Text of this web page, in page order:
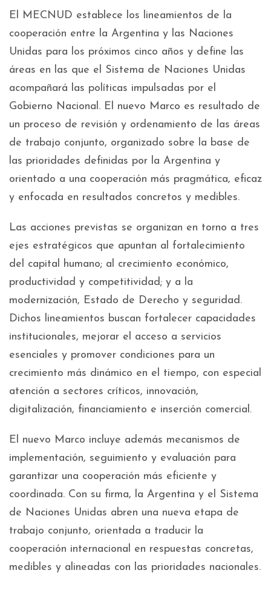
El MECNUD establece los lineamientos de la
cooperación entre la Argentina y las Naciones
Unidas para los próximos cinco años y define las
áreas en las que el Sistema de Naciones Unidas
acompañará las políticas impulsadas por el
Gobierno Nacional. El nuevo Marco es resultado de
un proceso de revisión y ordenamiento de las áreas
de trabajo conjunto, organizado sobre la base de
las prioridades definidas por la Argentina y
orientado a una cooperación más pragmática, eficaz
y enfocada en resultados concretos y medibles.
Las acciones previstas se organizan en torno a tres
ejes estratégicos que apuntan al fortalecimiento
del capital humano; al crecimiento económico,
productividad y competitividad; y a la
modernización, Estado de Derecho y seguridad.
Dichos lineamientos buscan fortalecer capacidades
institucionales, mejorar el acceso a servicios
esenciales y promover condiciones para un
crecimiento más dinámico en el tiempo, con especial
atención a sectores críticos, innovación,
digitalización, financiamiento e inserción comercial.
El nuevo Marco incluye además mecanismos de
implementación, seguimiento y evaluación para
garantizar una cooperación más eficiente y
coordinada. Con su firma, la Argentina y el Sistema
de Naciones Unidas abren una nueva etapa de
trabajo conjunto, orientada a traducir la
cooperación internacional en respuestas concretas,
medibles y alineadas con las prioridades nacionales.